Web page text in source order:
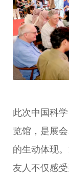
此次中国科
览馆，是展
的生动体现
友人不仅感